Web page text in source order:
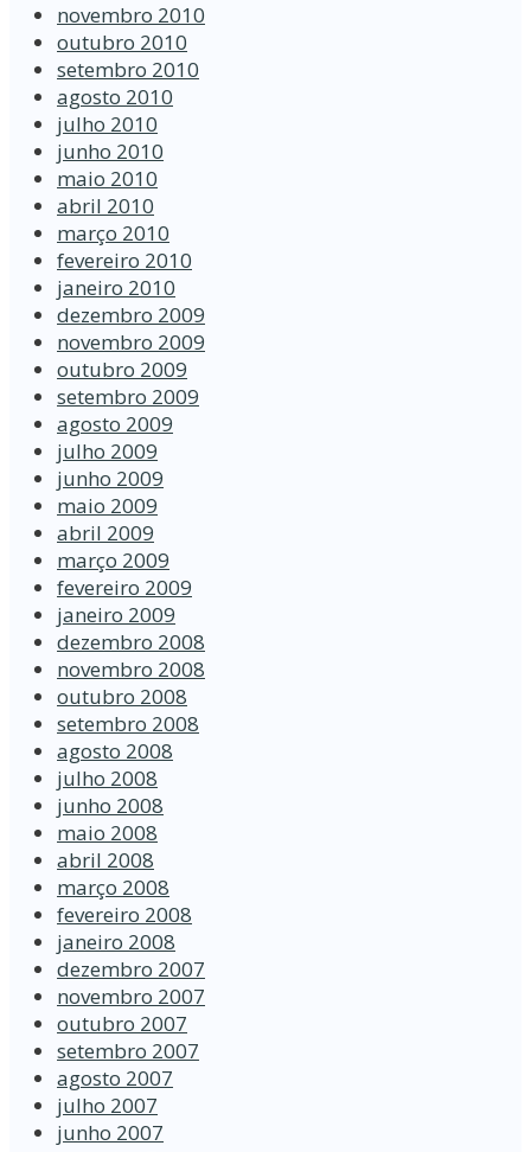
novembro 2010
outubro 2010
setembro 2010
agosto 2010
julho 2010
junho 2010
maio 2010
abril 2010
março 2010
fevereiro 2010
janeiro 2010
dezembro 2009
novembro 2009
outubro 2009
setembro 2009
agosto 2009
julho 2009
junho 2009
maio 2009
abril 2009
março 2009
fevereiro 2009
janeiro 2009
dezembro 2008
novembro 2008
outubro 2008
setembro 2008
agosto 2008
julho 2008
junho 2008
maio 2008
abril 2008
março 2008
fevereiro 2008
janeiro 2008
dezembro 2007
novembro 2007
outubro 2007
setembro 2007
agosto 2007
julho 2007
junho 2007